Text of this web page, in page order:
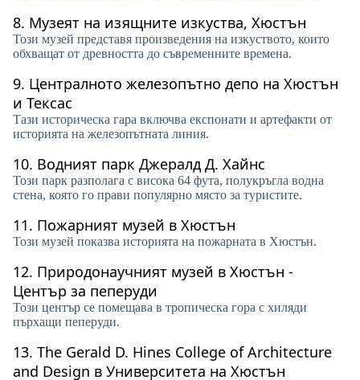
8. Музеят на изящните изкуства, Хюстън
Този музей представя произведения на изкуството, които
обхващат от древността до съвременните времена.
9. Централното железопътно депо на Хюстън
и Тексас
Тази историческа гара включва експонати и артефакти от
историята на железопътната линия.
10. Водният парк Джералд Д. Хайнс
Този парк разполага с висока 64 фута, полукръгла водна
стена, която го прави популярно място за туристите.
11. Пожарният музей в Хюстън
Този музей показва историята на пожарната в Хюстън.
12. Природонаучният музей в Хюстън -
Център за пеперуди
Този център се помещава в тропическа гора с хиляди
пърхащи пеперуди.
13. The Gerald D. Hines College of Architecture
and Design в Университета на Хюстън